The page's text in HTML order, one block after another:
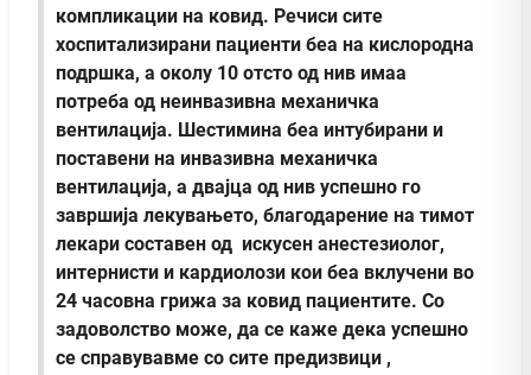
компликации на ковид. Речиси сите
хоспитализирани пациенти беа на кислородна
подршка, а околу 10 отсто од нив имаа
потреба од неинвазивна механичка
вентилација. Шестимина беа интубирани и
поставени на инвазивна механичка
вентилација, а двајца од нив успешно го
завршија лекувањето, благодарение на тимот
лекари составен од искусен анестезиолог,
интернисти и кардиолози кои беа вклучени во
24 часовна грижа за ковид пациентите. Со
задоволство може, да се каже дека успешно
се справувавме со сите предизвици ,